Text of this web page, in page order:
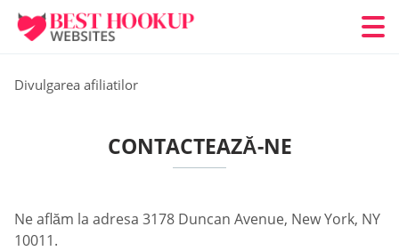
Divulgarea afiliatilor
CONTACTEAZĂ-NE
Ne aflăm la adresa 3178 Duncan Avenue, New York, NY
10011.